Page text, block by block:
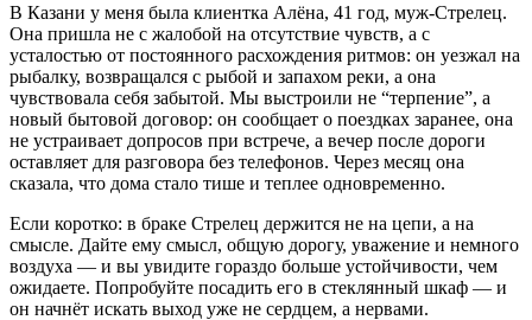
В Казани у меня была клиентка Алёна, 41 год, муж-Стрелец.
Она пришла не с жалобой на отсутствие чувств, а с
усталостью от постоянного расхождения ритмов: он уезжал на
рыбалку, возвращался с рыбой и запахом реки, а она
чувствовала себя забытой. Мы выстроили не “терпение”, а
новый бытовой договор: он сообщает о поездках заранее, она
не устраивает допросов при встрече, а вечер после дороги
оставляет для разговора без телефонов. Через месяц она
сказала, что дома стало тише и теплее одновременно.
Если коротко: в браке Стрелец держится не на цепи, а на
смысле. Дайте ему смысл, общую дорогу, уважение и немного
воздуха — и вы увидите гораздо больше устойчивости, чем
ожидаете. Попробуйте посадить его в стеклянный шкаф — и
он начнёт искать выход уже не сердцем, а нервами.